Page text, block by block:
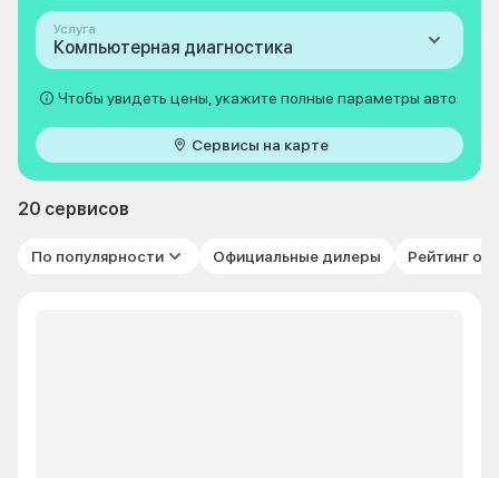
Услуга
Компьютерная диагностика
Чтобы увидеть цены, укажите полные параметры авто
Сервисы на карте
20 сервисов
По популярности Официальные дилеры Рейтинг